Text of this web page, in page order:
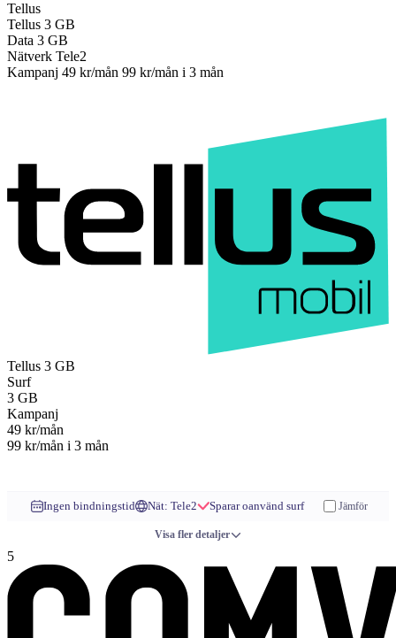
Tellus
Tellus 3 GB
Data 3 GB
Nätverk Tele2
Kampanj 49 kr/mån 99 kr/mån i 3 mån
Tellus 3 GB
Surf
3 GB
Kampanj
49 kr/mån
99 kr/mån i 3 mån
Ingen bindningstid Nät: Tele2 Sparar oanvänd surf Jämför
Visa fler detaljer
5